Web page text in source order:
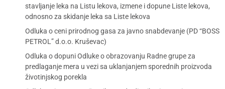
stavljanje leka na Listu lekova, izmene i dopune Liste lekova,
odnosno za skidanje leka sa Liste lekova
Odluka o ceni prirodnog gasa za javno snabdevanje (PD “BOSS
PETROL” d.o.o. Kruševac)
Odluka o dopuni Odluke o obrazovanju Radne grupe za
predlaganje mera u vezi sa uklanjanjem sporednih proizvoda
životinjskog porekla